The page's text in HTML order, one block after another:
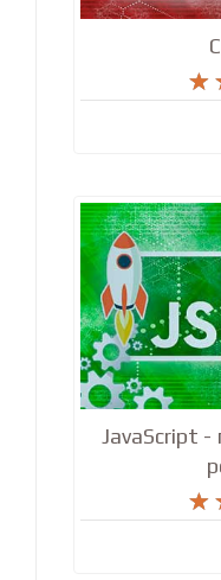


JavaScript -

